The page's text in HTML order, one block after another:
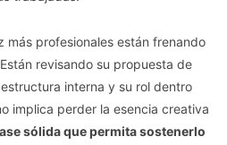
más profesionales están frenando
revisando su propuesta de
interna y su rol dentro
implica perder la esencia creativa
sólida que permita sostenerlo